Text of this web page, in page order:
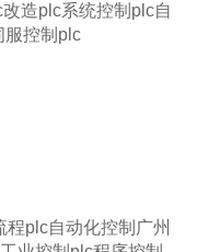
造plc系统控制plc自
服控制plc
plc自动化控制广州